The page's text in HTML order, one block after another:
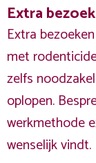
Extra
Extra
met
zelfs
oplopen.
werkmethode
wenselijk vindt.